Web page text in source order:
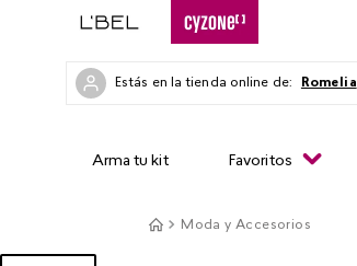
Estás en la tienda online de: Romelia
Arma tu kit Favoritos
Moda y Accesorios